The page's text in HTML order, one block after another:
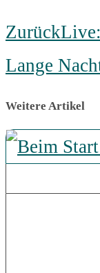
Zurück
Lange
Weitere Artikel